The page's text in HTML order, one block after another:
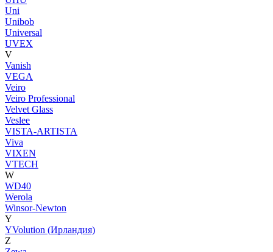
Uni
Unibob
Universal
UVEX
V
Vanish
VEGA
Veiro
Veiro Professional
Velvet Glass
Veslee
VISTA-ARTISTA
Viva
VIXEN
VTECH
W
WD40
Werola
Winsor-Newton
Y
YVolution (Ирландия)
Z